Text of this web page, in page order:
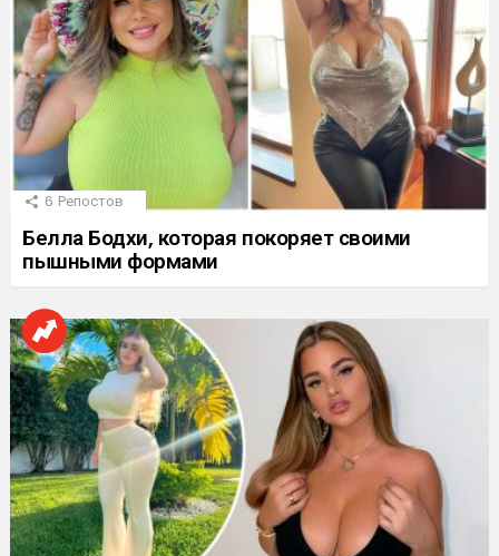
6 Репостов
Белла Бодхи, которая покоряет своими
пышными формами